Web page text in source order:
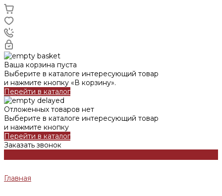
Ваша корзина пуста
Выберите в каталоге интересующий товар
и нажмите кнопку «В корзину».
Перейти в каталог
Отложенных товаров нет
Выберите в каталоге интересующий товар
и нажмите кнопку
Перейти в каталог
Заказать звонок
Главная